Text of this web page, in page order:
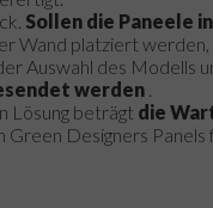
Sollen die Paneele
Wand platziert
Auswahl des Modells
werden .
Lösung beträgt die
Designers Panels